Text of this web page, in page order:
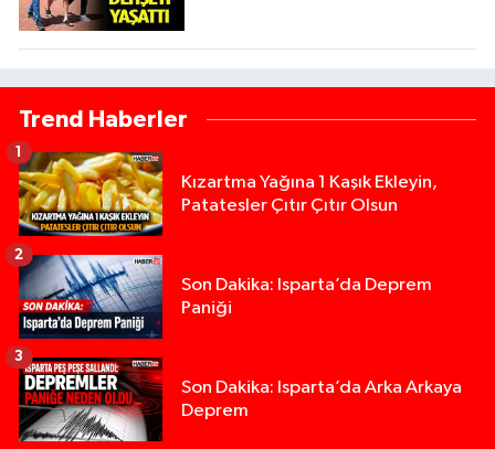
Trend Haberler
Kızartma Yağına 1 Kaşık Ekleyin,
Patatesler Çıtır Çıtır Olsun
1
Son Dakika: Isparta’da Deprem
Paniği
2
Son Dakika: Isparta’da Arka Arkaya
Deprem
3